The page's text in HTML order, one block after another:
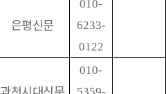
은평신문
010-
6233-
0122
010-